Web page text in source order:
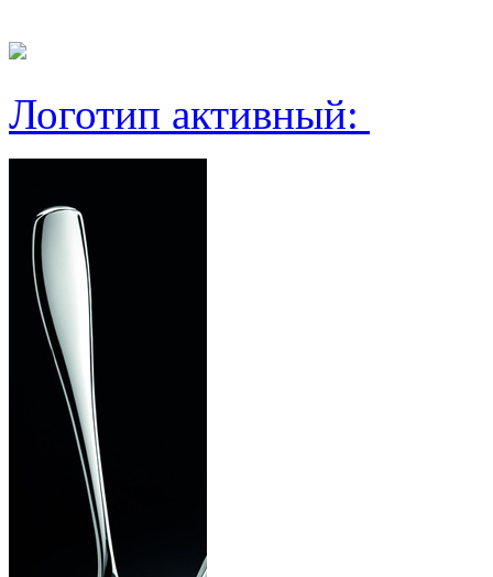
Логотип активный: